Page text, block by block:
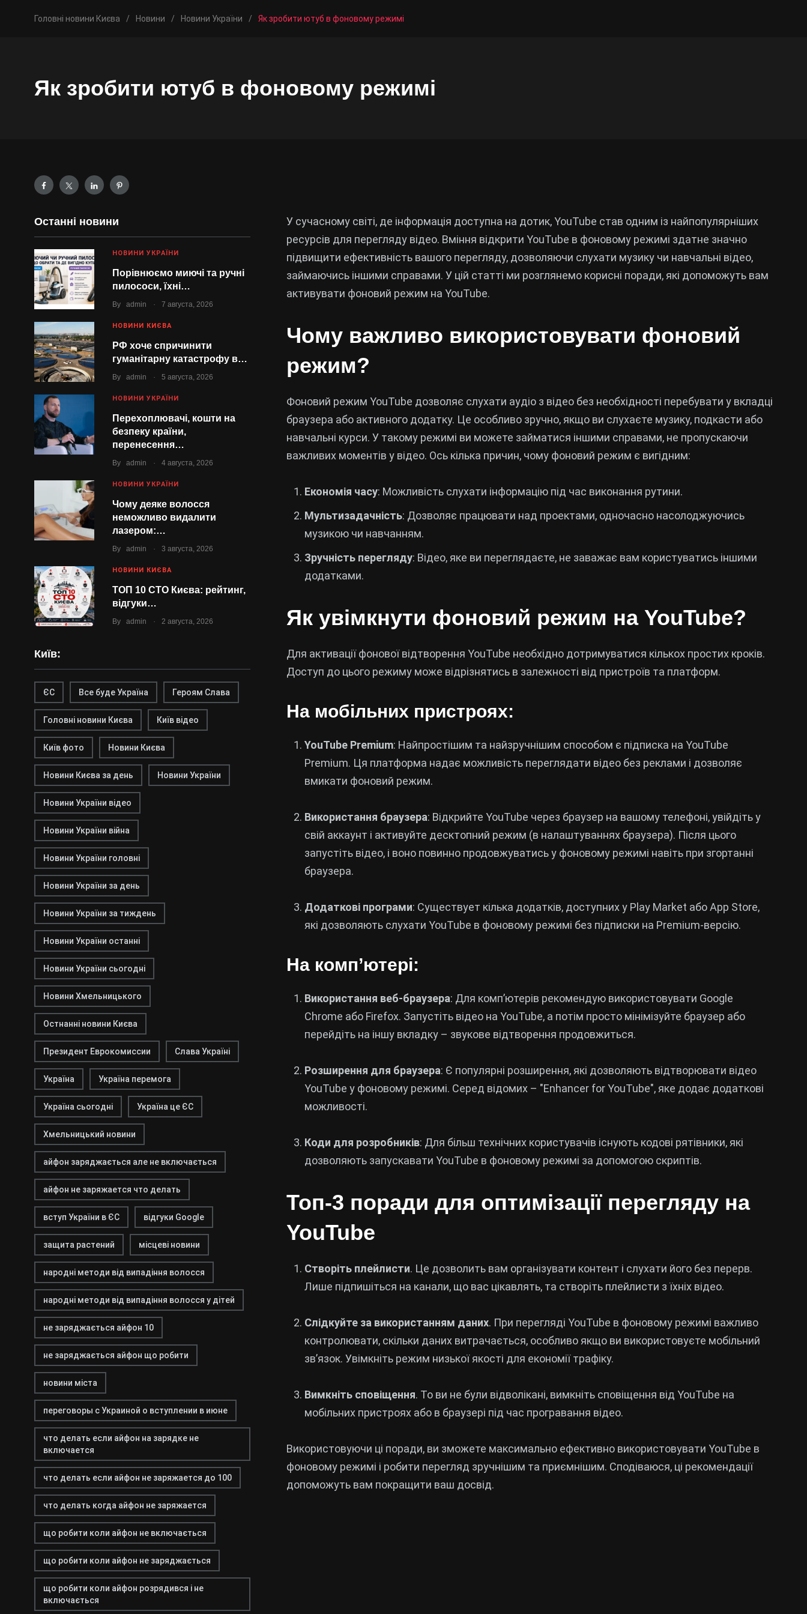
Головні новини Києва / Новини / Новини України / Як зробити ютуб в фоновому режимі
Як зробити ютуб в фоновому режимі
Останні новини
НОВИНИ УКРАЇНИ
Порівнюємо миючі та ручні
пилососи, їхні…
By admin . 7 августа, 2026
НОВИНИ КИЄВА
РФ хоче спричинити
гуманітарну катастрофу в…
By admin . 5 августа, 2026
НОВИНИ УКРАЇНИ
Перехоплювачі, кошти на
безпеку країни,
перенесення…
By admin . 4 августа, 2026
НОВИНИ УКРАЇНИ
Чому деяке волосся
неможливо видалити
лазером:…
By admin . 3 августа, 2026
НОВИНИ КИЄВА
ТОП 10 СТО Києва: рейтинг,
відгуки…
By admin . 2 августа, 2026
Київ:
ЄС Все буде Україна Героям Слава
Головні новини Києва Київ відео
Київ фото Новини Києва
Новини Києва за день Новини України
Новини України відео
Новини України війна
Новини України головні
Новини України за день
Новини України за тиждень
Новини України останні
Новини України сьогодні
Новини Хмельницького
Остнанні новини Києва
Президент Еврокомиссии Слава Україні
Україна Україна перемога
Україна сьогодні Україна це ЄС
Хмельницький новини
айфон заряджається але не включається
айфон не заряжается что делать
вступ України в ЄС відгуки Google
защита растений місцеві новини
народні методи від випадіння волосся
народні методи від випадіння волосся у дітей
не заряджається айфон 10
не заряджається айфон що робити
новини міста
переговоры с Украиной о вступлении в июне
что делать если айфон на зарядке не
включается
что делать если айфон не заряжается до 100
что делать когда айфон не заряжается
що робити коли айфон не включається
що робити коли айфон не заряджається
що робити коли айфон розрядився і не
включається
У сучасному світі, де інформація доступна на дотик, YouTube став одним із найпопулярніших
ресурсів для перегляду відео. Вміння відкрити YouTube в фоновому режимі здатне значно
підвищити ефективність вашого перегляду, дозволяючи слухати музику чи навчальні відео,
займаючись іншими справами. У цій статті ми розглянемо корисні поради, які допоможуть вам
активувати фоновий режим на YouTube.
Чому важливо використовувати фоновий
режим?
Фоновий режим YouTube дозволяє слухати аудіо з відео без необхідності перебувати у вкладці
браузера або активного додатку. Це особливо зручно, якщо ви слухаєте музику, подкасти або
навчальні курси. У такому режимі ви можете займатися іншими справами, не пропускаючи
важливих моментів у відео. Ось кілька причин, чому фоновий режим є вигідним:
Економія часу: Можливість слухати інформацію під час виконання рутини.
Мультизадачність: Дозволяє працювати над проектами, одночасно насолоджуючись
музикою чи навчанням.
Зручність перегляду: Відео, яке ви переглядаєте, не заважає вам користуватись іншими
додатками.
Як увімкнути фоновий режим на YouTube?
Для активації фонової відтворення YouTube необхідно дотримуватися кількох простих кроків.
Доступ до цього режиму може відрізнятись в залежності від пристроїв та платформ.
На мобільних пристроях:
YouTube Premium: Найпростішим та найзручнішим способом є підписка на YouTube
Premium. Ця платформа надає можливість переглядати відео без реклами і дозволяє
вмикати фоновий режим.
Використання браузера: Відкрийте YouTube через браузер на вашому телефоні, увійдіть у
свій аккаунт і активуйте десктопний режим (в налаштуваннях браузера). Після цього
запустіть відео, і воно повинно продовжуватись у фоновому режимі навіть при згортанні
браузера.
Додаткові програми: Существует кілька додатків, доступних у Play Market або App Store,
які дозволяють слухати YouTube в фоновому режимі без підписки на Premium-версію.
На комп’ютері:
Використання веб-браузера: Для комп’ютерів рекомендую використовувати Google
Chrome або Firefox. Запустіть відео на YouTube, а потім просто мінімізуйте браузер або
перейдіть на іншу вкладку – звукове відтворення продовжиться.
Розширення для браузера: Є популярні розширення, які дозволяють відтворювати відео
YouTube у фоновому режимі. Серед відомих – "Enhancer for YouTube", яке додає додаткові
можливості.
Коди для розробників: Для більш технічних користувачів існують кодові рятівники, які
дозволяють запускавати YouTube в фоновому режимі за допомогою скриптів.
Топ-3 поради для оптимізації перегляду на
YouTube
Створіть плейлисти. Це дозволить вам організувати контент і слухати його без перерв.
Лише підпишіться на канали, що вас цікавлять, та створіть плейлисти з їхніх відео.
Слідкуйте за використанням даних. При перегляді YouTube в фоновому режимі важливо
контролювати, скільки даних витрачається, особливо якщо ви використовуєте мобільний
зв’язок. Увімкніть режим низької якості для економії трафіку.
Вимкніть сповіщення. To ви не були відволікані, вимкніть сповіщення від YouTube на
мобільних пристроях або в браузері під час програвання відео.
Використовуючи ці поради, ви зможете максимально ефективно використовувати YouTube в
фоновому режимі і робити перегляд зручнішим та приємнішим. Сподіваюся, ці рекомендації
допоможуть вам покращити ваш досвід.